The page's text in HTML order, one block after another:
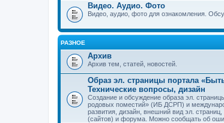
Видео. Аудио. Фото
Видео, аудио, фото для ознакомления.
РАЗНОЕ
Архив
Архив тем, статей, новостей.
Образ эл. страницы портала
Технические вопросы, дизайн
Создание и обсуждение образа эл.
родовых поместий» (ИБ ДСРП) и
развития, дизайн, внешний вид эл.
(сайтов) и форума. Можно сообщать об